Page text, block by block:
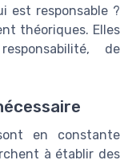
est responsable ?
théoriques. Elles
de
en constante
à établir des